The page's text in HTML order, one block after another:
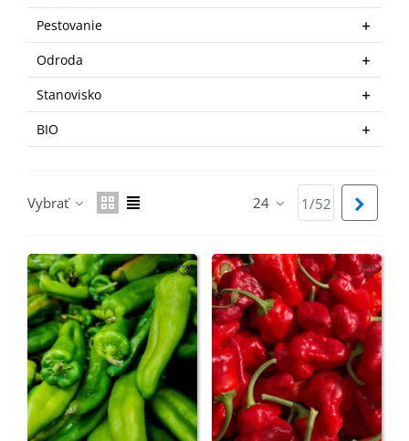
Pestovanie
Odroda
Stanovisko
BIO
Vybrať 24 1/52